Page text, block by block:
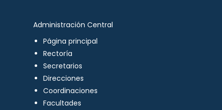
Administración Central
Página principal
Rectoría
Secretarios
Direcciones
Coordinaciones
Facultades